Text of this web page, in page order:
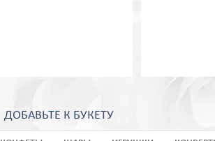
ДОБАВЬТЕ К БУКЕТУ